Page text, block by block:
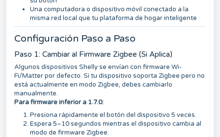
Una computadora o dispositivo móvil conectado a la
misma red local que tu plataforma de hogar inteligente
Configuración Paso a Paso
Paso 1: Cambiar al Firmware Zigbee (Si Aplica)
Algunos dispositivos Shelly se envían con firmware Wi-
Fi/Matter por defecto. Si tu dispositivo soporta Zigbee pero no
está actualmente en modo Zigbee, debes cambiarlo
manualmente.
Para firmware inferior a 1.7.0:
Presiona rápidamente el botón del dispositivo 5 veces.
Espera 5–10 segundos mientras el dispositivo cambia al
modo de firmware Zigbee.